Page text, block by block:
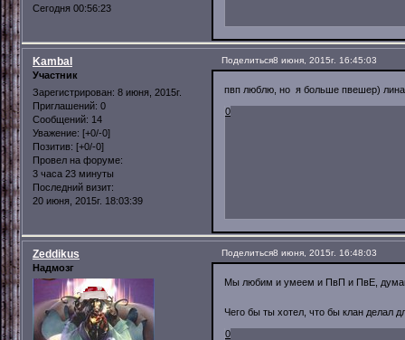
Сегодня 00:56:23
Поделиться8 июня, 2015г. 16:45:03
Kambal
Участник
Зарегистрирован: 8 июня, 2015г.
Приглашений: 0
Сообщений: 14
Уважение: [+0/-0]
Позитив: [+0/-0]
Провел на форуме:
3 часа 23 минуты
Последний визит:
20 июня, 2015г. 18:03:39
пвп люблю, но я больше пвешер)
0
Поделиться8 июня, 2015г. 16:48:03
Zeddikus
Надмозг
Мы любим и умеем и ПвП и ПвЕ,
Чего бы ты хотел, что бы клан делал
0